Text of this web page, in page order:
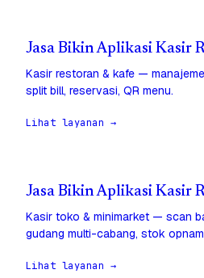
Jasa Bikin Aplikasi Kasir
Kasir restoran & kafe —
split bill, reservasi, QR menu.
Lihat layanan →
Jasa Bikin Aplikasi Kasir
Kasir toko & minimarket — scan
gudang multi-cabang, stok
Lihat layanan →